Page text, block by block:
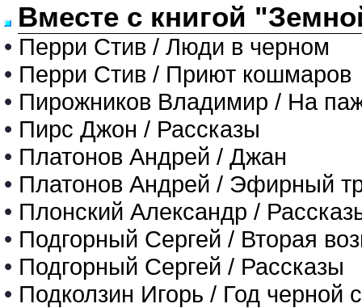
Вместе с книгой
• Перри Стив / Люди в черном
• Перри Стив / Приют кошмаров
• Пирожников Владимир / На
• Пирс Джон / Рассказы
• Платонов Андрей / Джан
• Платонов Андрей / Эфирный
• Плонский Александр /
• Подгорный Сергей / Вторая
• Подгорный Сергей / Рассказы
• Подколзин Игорь / Год черной